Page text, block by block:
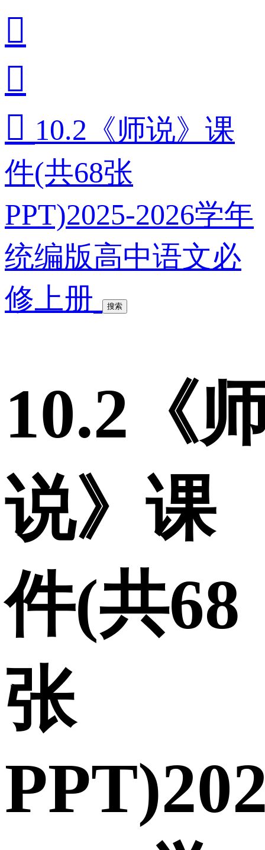


 10.2《师说》课
件(共68张
PPT)2025-2026学年
统编版高中语文必
修上册
搜索
10.2《
说》课
件(共68
张